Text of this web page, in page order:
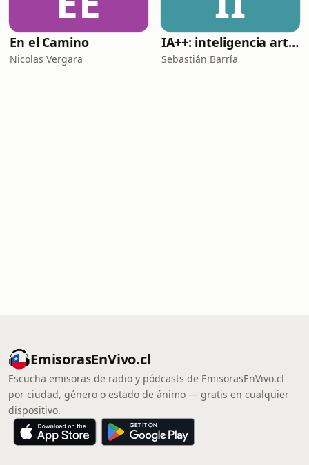
En el Camino
Nicolas Vergara
IA++: inteligencia artificial para programadores
Sebastián Barría
EmisorasEnVivo.cl
Escucha emisoras de radio y pódcasts de EmisorasEnVivo.cl
por ciudad, género o estado de ánimo — gratis en cualquier
dispositivo.